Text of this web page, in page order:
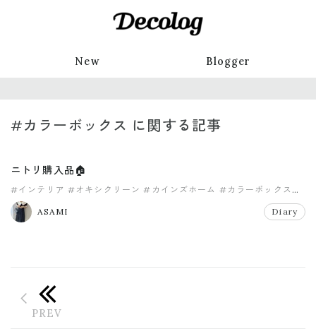
New Blogger
#カラーボックス に関する記事
ニトリ購入品🏠
#インテリア #オキシクリーン #カインズホーム #カラーボックス
#コストコ
ASAMI
Diary